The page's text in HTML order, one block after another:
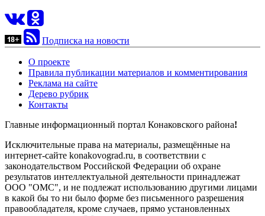
Подписка на новости
О проекте
Правила публикации материалов и комментирования
Реклама на сайте
Дерево рубрик
Контакты
Главные информационный портал Конаковского района!
Исключительные права на материалы, размещённые на
интернет-сайте konakovograd.ru, в соответствии с
законодательством Российской Федерации об охране
результатов интеллектуальной деятельности принадлежат
ООО "ОМС", и не подлежат использованию другими лицами
в какой бы то ни было форме без письменного разрешения
правообладателя, кроме случаев, прямо установленных